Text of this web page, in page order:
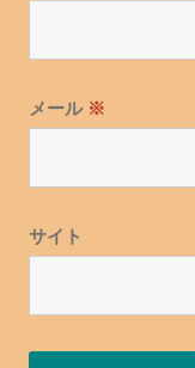
メール ※
サイト